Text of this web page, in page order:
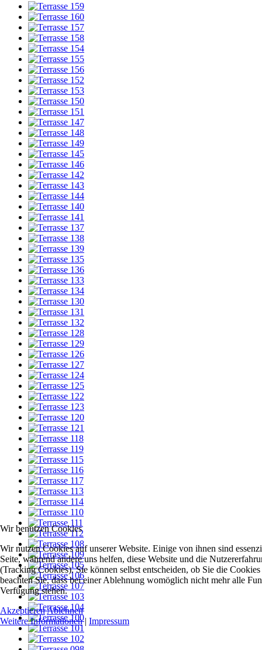
Wir benutzen Cookies
Wir nutzen Cookies auf unserer Website. Einige von ihnen sind
Seite, während andere uns helfen, diese Website und die
(Tracking Cookies). Sie können selbst entscheiden, ob Sie die
beachten Sie, dass bei einer Ablehnung womöglich nicht mehr alle
Verfügung stehen.
AkzeptierenAblehnen
Weitere Informationen| Impressum